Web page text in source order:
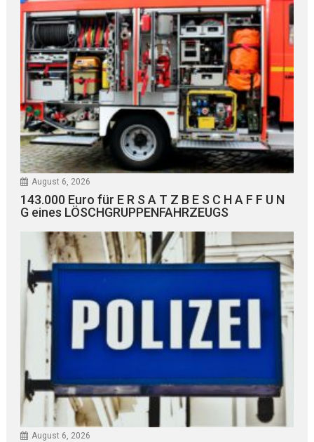
August 6, 2026
143.000 Euro für E R S A T Z B E S C H A F F U N
G eines LÖSCHGRUPPENFAHRZEUGS
August 6, 2026